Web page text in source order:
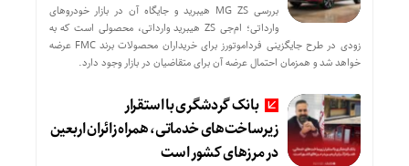
بررسی MG ZS هیبرید و جایگاه آن در بازار خودروهای
وارداتی؛ ام‌جی ZS هیبرید وارداتی، محصولی است که به
زودی در طرح جایگزینی فرداموتورز برای خریداران محصولات برند FMC عرضه
خواهد شد و همزمان احتمال عرضه آن برای متقاضیان در بازار وجود دارد.
بانک گردشگری با استقرار
زیرساخت‌های خدماتی، همراه زائران اربعین
در مرزهای کشور است